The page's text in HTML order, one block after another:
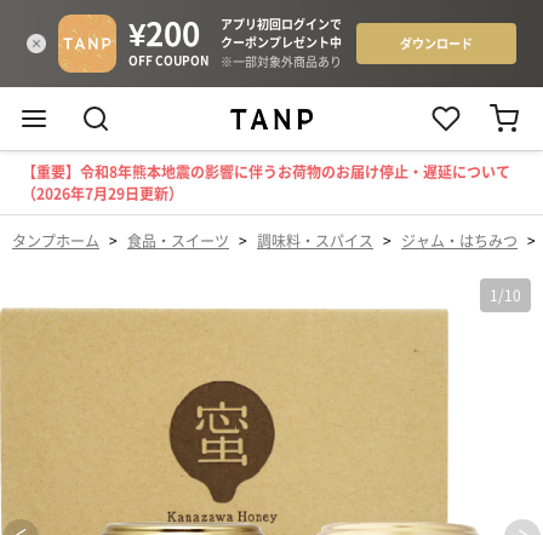
【重要】令和8年熊本地震の影響に伴うお荷物のお届け停止・遅延について
（2026年7月29日更新）
タンプホーム > 食品・スイーツ > 調味料・スパイス > ジャム・はちみつ >
1 /10